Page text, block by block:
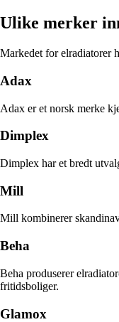
Ulike merker
Markedet for elradiatorer
Adax
Adax er et norsk merke
Dimplex
Dimplex har et bredt
Mill
Mill kombinerer
Beha
Beha produserer
fritidsboliger.
Glamox